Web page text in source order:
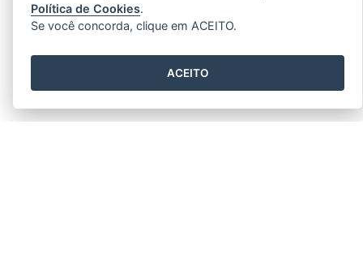
Resolver desafios recorrentes nos serviços públicos
por meio de soluções pensadas coletivamente por
diferentes instituições públicas e privadas. …
Política de Cookies.
Se você concorda, clique em ACEITO.
ACEITO